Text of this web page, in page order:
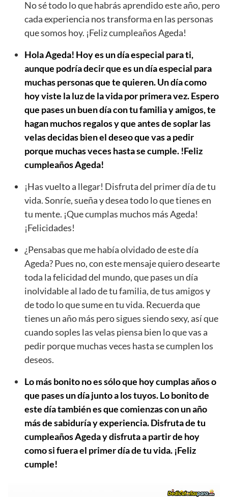
No sé todo lo que habrás aprendido este año, pero
cada experiencia nos transforma en las personas
que somos hoy. ¡Feliz cumpleaños Ageda!
Hola Ageda! Hoy es un día especial para ti,
aunque podría decir que es un día especial para
muchas personas que te quieren. Un día como
hoy viste la luz de la vida por primera vez. Espero
que pases un buen día con tu familia y amigos, te
hagan muchos regalos y que antes de soplar las
velas decidas bien el deseo que vas a pedir
porque muchas veces hasta se cumple. !Feliz
cumpleaños Ageda!
¡Has vuelto a llegar! Disfruta del primer día de tu
vida. Sonríe, sueña y desea todo lo que tienes en
tu mente. ¡Que cumplas muchos más Ageda!
¡Felicidades!
¿Pensabas que me había olvidado de este día
Ageda? Pues no, con este mensaje quiero desearte
toda la felicidad del mundo, que pases un día
inolvidable al lado de tu familia, de tus amigos y
de todo lo que sume en tu vida. Recuerda que
tienes un año más pero sigues siendo sexy, así que
cuando soples las velas piensa bien lo que vas a
pedir porque muchas veces hasta se cumplen los
deseos.
Lo más bonito no es sólo que hoy cumplas años o
que pases un día junto a los tuyos. Lo bonito de
este día también es que comienzas con un año
más de sabiduría y experiencia. Disfruta de tu
cumpleaños Ageda y disfruta a partir de hoy
como si fuera el primer día de tu vida. ¡Feliz
cumple!